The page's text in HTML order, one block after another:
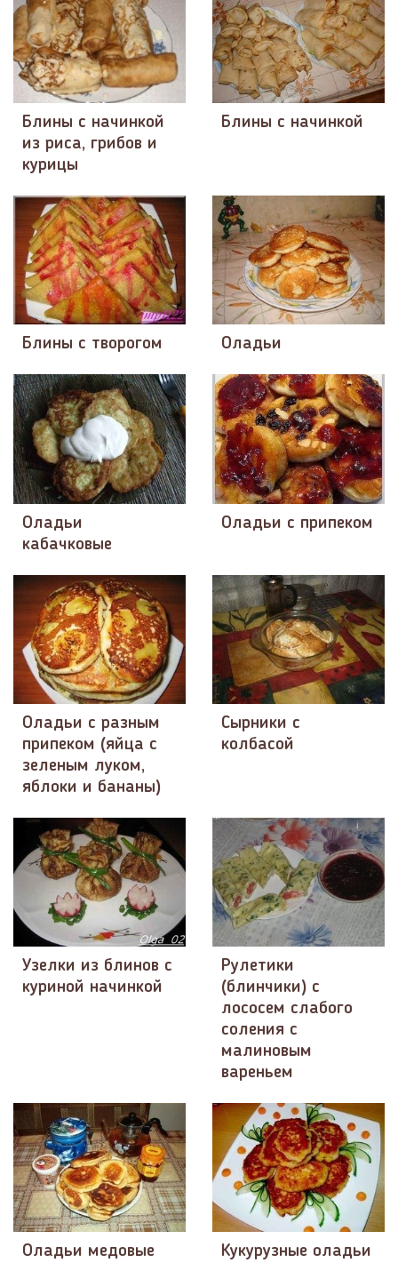
Блины с начинкой
из риса, грибов и
курицы
Блины с начинкой
Блины с творогом Оладьи
Оладьи
кабачковые
Оладьи с припеком
Оладьи с разным
припеком (яйца с
зеленым луком,
яблоки и бананы)
Сырники с
колбасой
Узелки из блинов с
куриной начинкой
Рулетики
(блинчики) с
лососем слабого
соления с
малиновым
вареньем
Оладьи медовые
Кукурузные оладьи